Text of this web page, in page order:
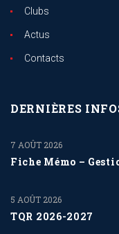
Clubs
Actus
Contacts
DERNIÈRES
Fiche Mémo –
7 AOÛT 2026
TQR 2026-2027
5 AOÛT 2026